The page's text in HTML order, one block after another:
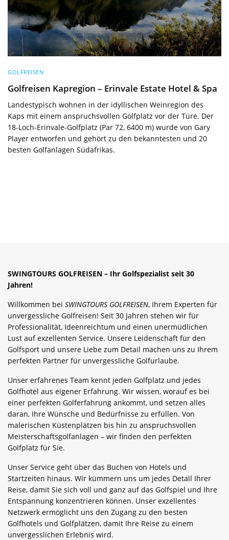
GOLFREISEN
Golfreisen Kapregion – Erinvale Estate Hotel & Spa
Landestypisch wohnen in der idyllischen Weinregion des
Kaps mit einem anspruchsvollen Golfplatz vor der Türe. Der
18-Loch-Erinvale-Golfplatz (Par 72, 6400 m) wurde von Gary
Player entworfen und gehört zu den bekanntesten und 20
besten Golfanlagen Südafrikas.
SWINGTOURS GOLFREISEN – Ihr Golfspezialist seit 30
Jahren!
Willkommen beiSWINGTOURS GOLFREISEN, Ihrem Experten für
unvergessliche Golfreisen! Seit 30 Jahren stehen wir für
Professionalität, Ideenreichtum und einen unermüdlichen
Lust auf exzellenten Service. Unsere Leidenschaft für den
Golfsport und unsere Liebe zum Detail machen uns zu Ihrem
perfekten Partner für unvergessliche Golfurlaube.
Unser erfahrenes Team kennt jeden Golfplatz und jedes
Golfhotel aus eigener Erfahrung. Wir wissen, worauf es bei
einer perfekten Golferfahrung ankommt, und setzen alles
daran, Ihre Wünsche und Bedürfnisse zu erfüllen. Von
malerischen Küstenplätzen bis hin zu anspruchsvollen
Meisterschaftsgolfanlagen – wir finden den perfekten
Golfplatz für Sie.
Unser Service geht über das Buchen von Hotels und
Startzeiten hinaus. Wir kümmern uns um jedes Detail Ihrer
Reise, damit Sie sich voll und ganz auf das Golfspiel und Ihre
Entspannung konzentrieren können. Unser exzellentes
Netzwerk ermöglicht uns den Zugang zu den besten
Golfhotels und Golfplätzen, damit Ihre Reise zu einem
unvergesslichen Erlebnis wird.